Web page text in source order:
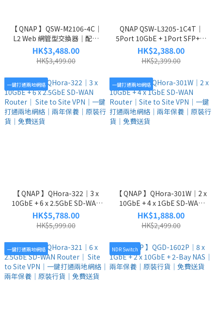
【 QNAP 】QSW-M2106-4C｜
L2 Web 網管型交換器｜配備
10GbE 與 2.5GbE 網路埠｜中
小企業網路環境部署新選擇｜
兩年保養
HK$3,488.00
HK$3,499.00
QNAP QSW-L3205-1C4T｜
5Port 10GbE + 1Port SFP+｜
Lite Managed｜原裝行貨｜兩
年保養
HK$2,388.00
HK$2,399.00
一鍵打通兩地網絡
【 QNAP 】QHora-322｜3 x
10GbE + 6 x 2.5GbE SD-WAN
Router｜ Site to Site VPN｜
一鍵打通兩地網絡｜兩年保養
｜原裝行貨｜免費送貨
HK$5,788.00
HK$5,999.00
一鍵打通兩地網絡
【 QNAP 】QHora-301W｜2 x
10GbE + 4 x 1GbE SD-WAN
Router｜Site to Site VPN｜一
鍵打通兩地網絡｜兩年保養｜
原裝行貨｜免費送貨
HK$1,888.00
HK$2,499.00
一鍵打通兩地網絡 NDR Switch